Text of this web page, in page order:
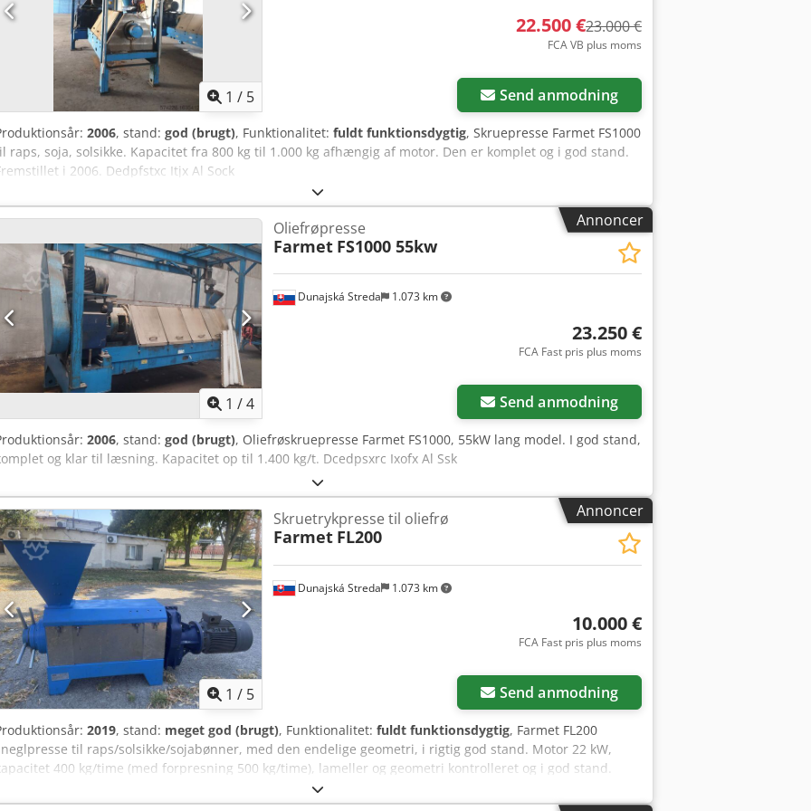
1 / 5
22.500 €23.000 €
FCA VB plus moms
Send anmodning
2006, stand: god (brugt), Funktionalitet: fuldt funktionsdygtig, Skruepresse Farmet FS1000
raps, soja, solsikke. Kapacitet fra 800 kg til 1.000 kg afhængig af motor. Den er komplet og i god stand.
i 2006. Dedpfstxc Itjx Al Sock
Annoncer
1 /4
Dunajská Streda 1.073 km
Oliefrøpresse
Farmet FS1000 55kw
23.250 €
FCA Fast pris plus moms
Send anmodning
2006, stand: god (brugt), Oliefrøskruepresse Farmet FS1000, 55kW lang model. I god stand,
og klar til læsning. Kapacitet op til 1.400 kg/t. Dcedpsxrc Ixofx Al Ssk
Annoncer
1 / 5
Dunajská Streda 1.073 km
Skruetrykpresse til oliefrø
Farmet FL200
10.000 €
FCA Fast pris plus moms
Send anmodning
2019, stand: meget god (brugt), Funktionalitet: fuldt funktionsdygtig, Farmet FL200
til raps/solsikke/sojabønner, med den endelige geometri, i rigtig god stand. Motor 22 kW,
400 kg/time (med forpresning 500 kg/time), lameller og geometri kontrolleret og i god stand.
Dedoxa Hy Uspfx Al Sock Sammenkoblet med Farmet FE500 ekstruder (fra vores tilbud) kan den behandle
med 400 kg/time.